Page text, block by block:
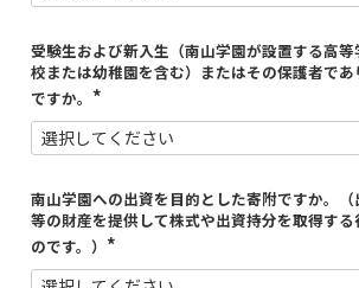
須
受験生および新入生（南山学園が設置する高
校または幼稚園を含む）またはその保護者で
ですか。
南山学園への出資を目的とした寄附ですか。
等の財産を提供して株式や出資持分を取得す
のです。）